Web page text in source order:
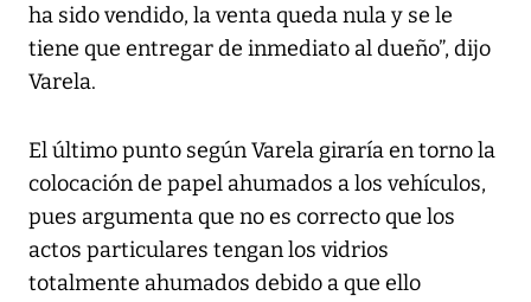
ha sido vendido, la venta queda nula y se le
tiene que entregar de inmediato al dueño”, dijo
Varela.
El último punto según Varela giraría en torno la
colocación de papel ahumados a los vehículos,
pues argumenta que no es correcto que los
actos particulares tengan los vidrios
totalmente ahumados debido a que ello